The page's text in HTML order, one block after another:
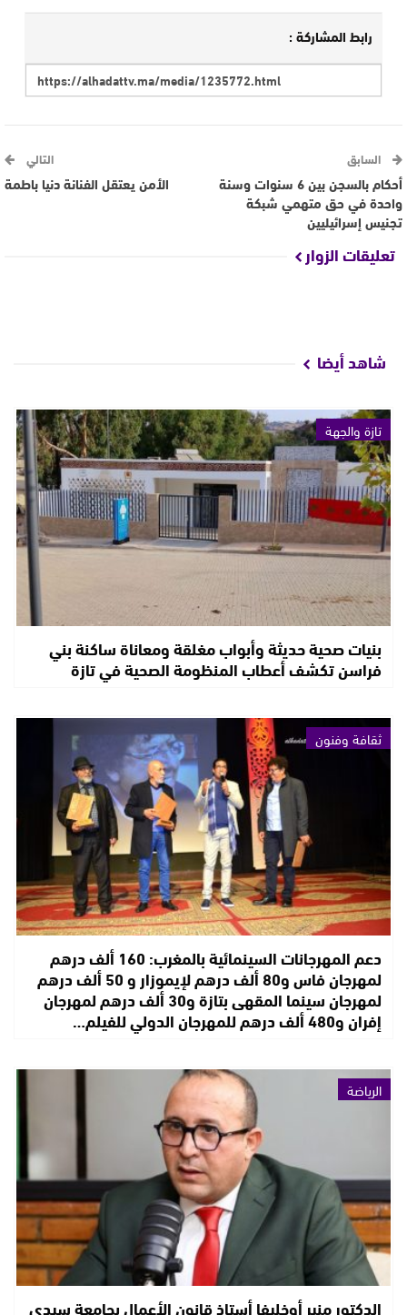
رابط المشاركة :
السابق
أحكام بالسجن بين 6 سنوات وسنة
واحدة في حق متهمي شبكة
تجنيس إسرائيليين
التالي
الأمن يعتقل الفنانة دنيا باطمة
تعليقات الزوار
شاهد أيضا
تازة والجهة
بنيات صحية حديثة وأبواب مغلقة ومعاناة ساكنة بني
فراسن تكشف أعطاب المنظومة الصحية في تازة
ثقافة وفنون
دعم المهرجانات السينمائية بالمغرب: 160 ألف درهم
لمهرجان فاس و80 ألف درهم لإيموزار و 50 ألف درهم
لمهرجان سينما المقهى بتازة و30 ألف درهم لمهرجان
إفران و480 ألف درهم للمهرجان الدولي للفيلم…
الرياضة
الدكتور منير أوخليفا أستاذ قانون الأعمال بجامعة سيدي